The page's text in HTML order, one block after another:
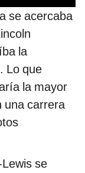
se acercaba
la
Lo que
la mayor
una carrera
se